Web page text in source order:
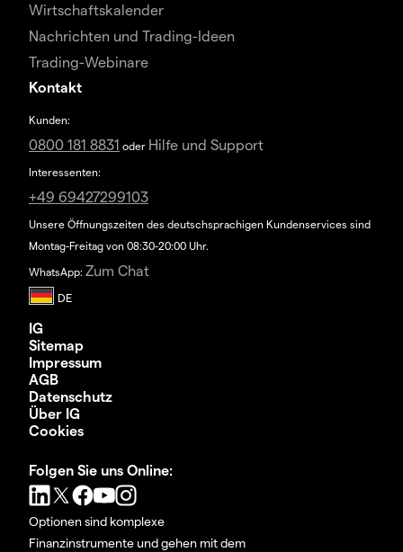
Wirtschaftskalender
Nachrichten und Trading-Ideen
Trading-Webinare
Kontakt
Kunden:
0800 181 8831 oder Hilfe und Support
Interessenten:
+49 69427299103
Unsere Öffnungszeiten des deutschsprachigen Kundenservices sind
Montag-Freitag von 08:30-20:00 Uhr.
WhatsApp: Zum Chat
IG
Sitemap
Impressum
AGB
Datenschutz
Über IG
Cookies
Folgen Sie uns Online:
Optionen sind komplexe
Finanzinstrumente und gehen mit dem